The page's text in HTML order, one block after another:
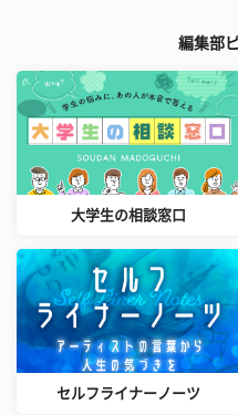
編集部
大学生の相談窓口
セルフライナーノーツ